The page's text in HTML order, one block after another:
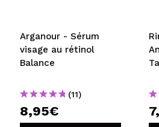
Arganour - Sérum
visage au rétinol
Balance
(11)
8,95€